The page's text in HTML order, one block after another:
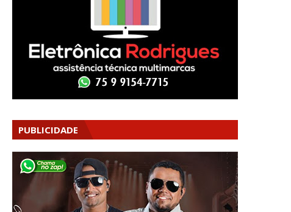
PUBLICIDADE